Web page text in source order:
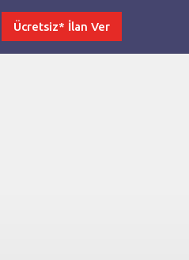
Ücretsiz* İlan Ver